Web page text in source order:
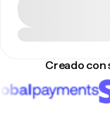
Creado con